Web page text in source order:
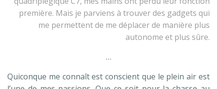
première. Mais je parviens à trouver des gadgets qui
me permettent de me déplacer de manière plus
autonome et plus sûre.
…
Quiconque me connaît est conscient que le plein air est